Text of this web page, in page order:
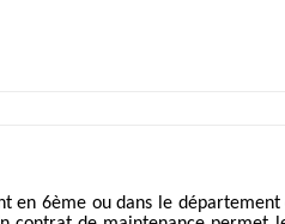
en 6ème ou dans le département